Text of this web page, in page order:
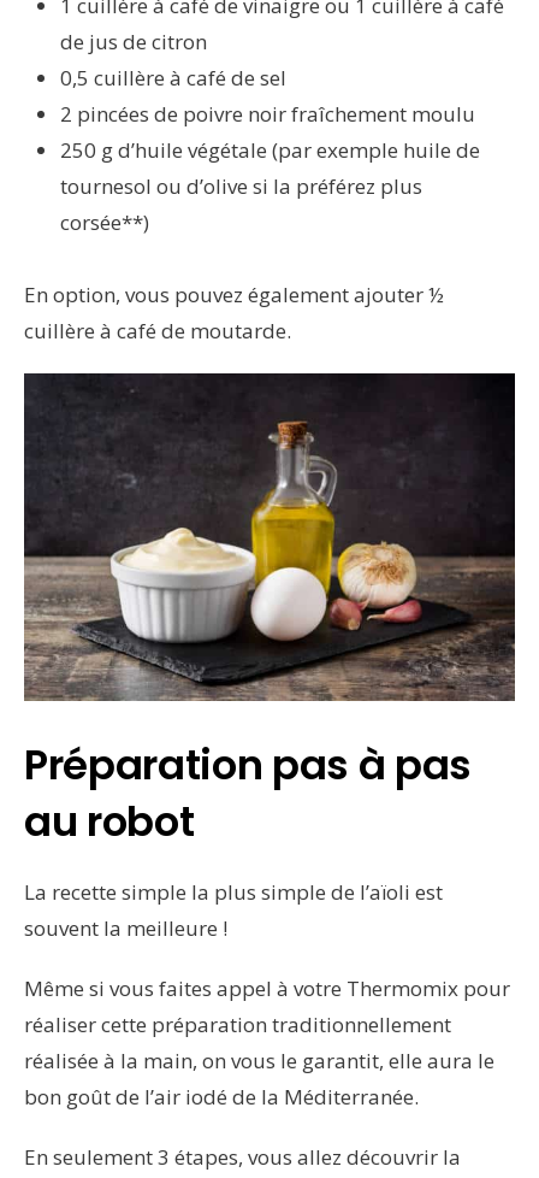
de jus de citron
0,5 cuillère à café de sel
2 pincées de poivre noir fraîchement moulu
250 g d’huile végétale (par exemple huile de
tournesol ou d’olive si la préférez plus
corsée**)
En option, vous pouvez également ajouter ½
cuillère à café de moutarde.
Préparation pas à pas
au robot
La recette simple la plus simple de l’aïoli est
souvent la meilleure !
Même si vous faites appel à votre Thermomix pour
réaliser cette préparation traditionnellement
réalisée à la main, on vous le garantit, elle aura le
bon goût de l’air iodé de la Méditerranée.
En seulement 3 étapes, vous allez découvrir la